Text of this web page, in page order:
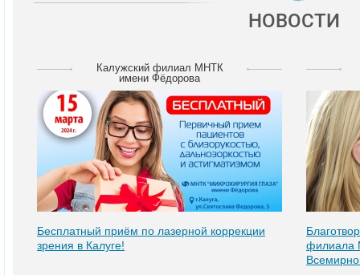
НОВОСТИ
Калужский филиал МНТК
имени Фёдорова
Бесплатный приём по лазерной коррекции
зрения в Калуге!
филиала